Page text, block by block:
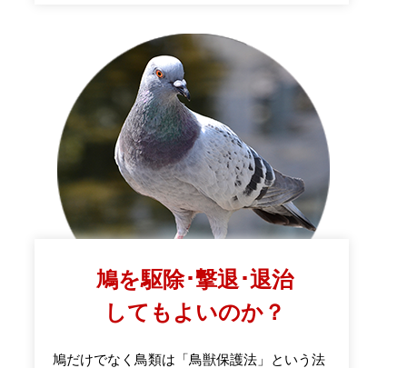
鳩を駆除･撃退･退治
してもよいのか？
鳩だけでなく鳥類は「鳥獣保護法」という法